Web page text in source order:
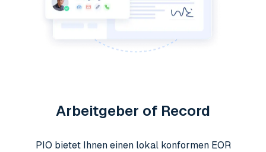
Arbeitgeber of Record
PIO bietet Ihnen einen lokal konformen EOR